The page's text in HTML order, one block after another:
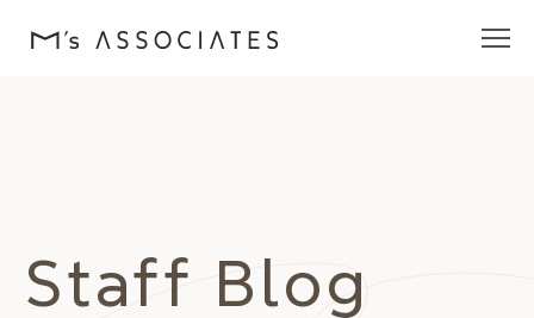
エムズを愛する人たち
Staff Blog